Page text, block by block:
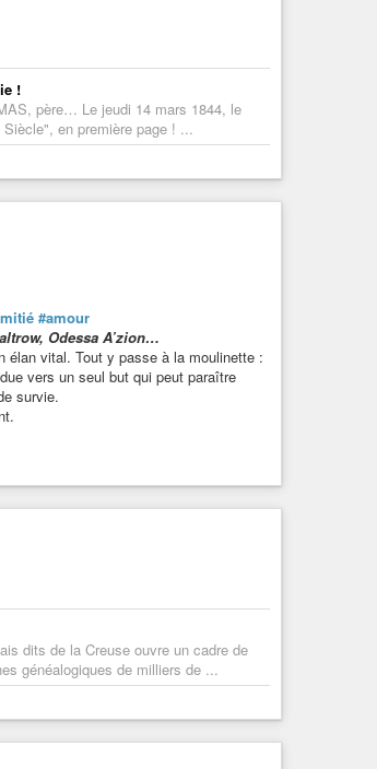
!
père… Le jeudi 14 mars 1844, le
en première page ! ...
#amour
Odessa A’zion…
élan vital. Tout y passe à la moulinette :
vers un seul but qui peut paraître
survie.
dits de la Creuse ouvre un cadre de
généalogiques de milliers de ...